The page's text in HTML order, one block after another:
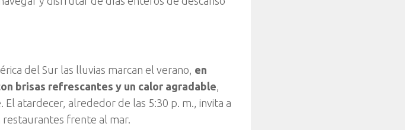
del Sur las lluvias marcan el verano, en
brisas refrescantes y un calor agradable,
atardecer, alrededor de las 5:30 p. m., invita a
restaurantes frente al mar.